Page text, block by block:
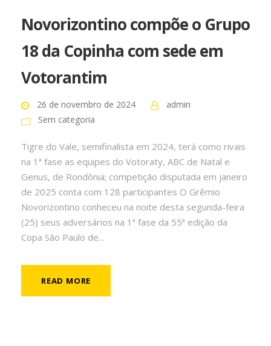
Novorizontino compõe o Grupo
18 da Copinha com sede em
Votorantim
26 de novembro de 2024
admin
Sem categoria
Tigre do Vale, semifinalista em 2024, terá como rivais
na 1ª fase as equipes do Votoraty, ABC de Natal e
Genus, de Rondônia; competição disputada em janeiro
de 2025 conta com 128 participantes O Grêmio
Novorizontino conheceu na noite desta segunda-feira
(25) seus adversários na 1ª fase da 55ª edição da
Copa São Paulo de...
READ MORE